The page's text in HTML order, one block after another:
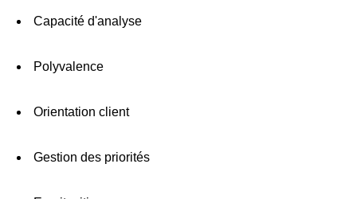
Capacité d'analyse
Polyvalence
Orientation client
Gestion des priorités